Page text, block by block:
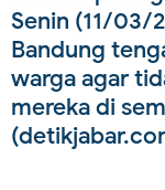
Senin (11/03/
Bandung
warga agar
mereka di